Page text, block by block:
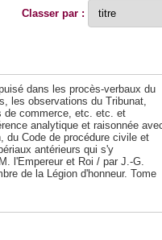
Classer par :
dans les procès-verbaux du
les observations du Tribunat,
de commerce, etc. etc. et
analytique et raisonnée
du Code de procédure civile et
antérieurs qui s'y
l'Empereur et Roi / par J.-G.
de la Légion d'honneur. Tome